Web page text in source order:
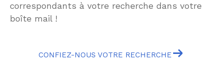
correspondants à votre recherche dans votre
boîte mail !
CONFIEZ-NOUS VOTRE RECHERCHE